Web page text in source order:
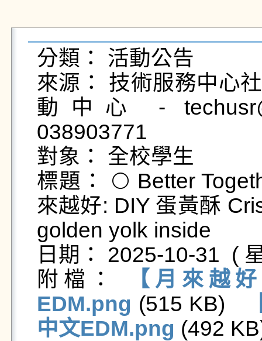
分類： 活動公告
來源： 技術服務中心
動中心 -
038903771
對象： 全校學生
標題： 🌕 Better
來越好: DIY 蛋黃酥
golden yolk inside
日期： 2025-10-31  (
附檔：
【月來越
EDM.png (515 KB)
中文EDM.png (492